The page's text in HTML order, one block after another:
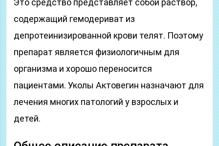
Это средство представляет собой раствор,
содержащий гемодериват из
депротеинизированной крови телят. Поэтому
препарат является физиологичным для
организма и хорошо переносится
пациентами. Уколы Актовегин назначают для
лечения многих патологий у взрослых и
детей.